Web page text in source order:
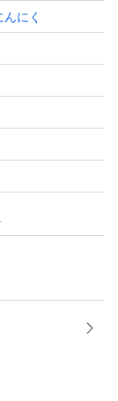
菜作りで、家
ださい。
ないものなので
きます。
んにく